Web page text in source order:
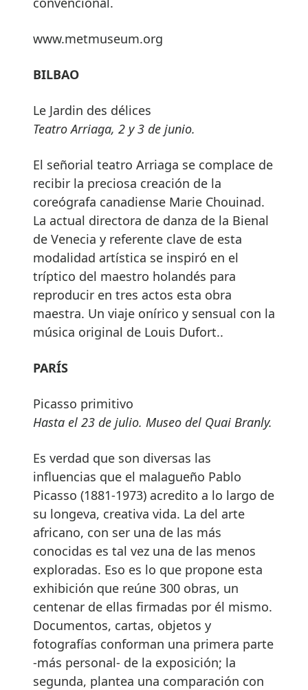
www.metmuseum.org
BILBAO
Le Jardin des délices
Teatro Arriaga, 2 y 3 de junio.
El señorial teatro Arriaga se complace de
recibir la preciosa creación de la
coreógrafa canadiense Marie Chouinad.
La actual directora de danza de la Bienal
de Venecia y referente clave de esta
modalidad artística se inspiró en el
tríptico del maestro holandés para
reproducir en tres actos esta obra
maestra. Un viaje onírico y sensual con la
música original de Louis Dufort..
PARÍS
Picasso primitivo
Hasta el 23 de julio. Museo del Quai Branly.
Es verdad que son diversas las
influencias que el malagueño Pablo
Picasso (1881-1973) acredito a lo largo de
su longeva, creativa vida. La del arte
africano, con ser una de las más
conocidas es tal vez una de las menos
exploradas. Eso es lo que propone esta
exhibición que reúne 300 obras, un
centenar de ellas firmadas por él mismo.
Documentos, cartas, objetos y
fotografías conforman una primera parte
-más personal- de la exposición; la
segunda, plantea una comparación con